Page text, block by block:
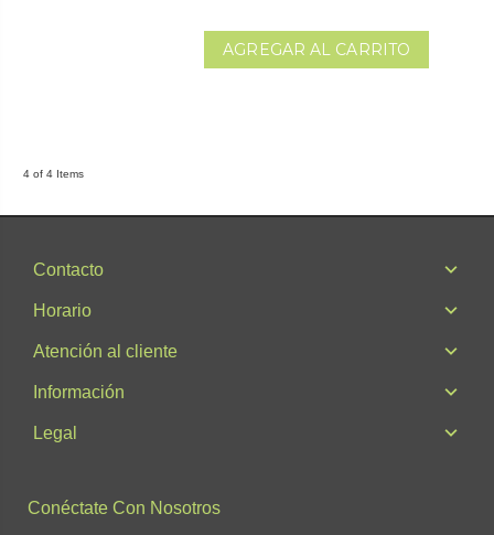
AGREGAR AL CARRITO
4 of 4 Items
Contacto
Horario
Atención al cliente
Información
Legal
Conéctate Con Nosotros